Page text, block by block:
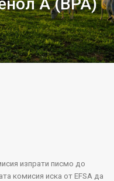
изпрати писмо до
комисия иска от EFSA да